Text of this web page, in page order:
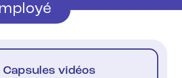
Capsules vidéos